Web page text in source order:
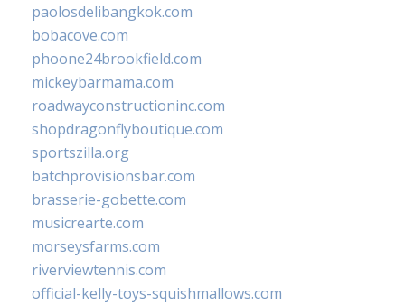
paolosdelibangkok.com
bobacove.com
phoone24brookfield.com
mickeybarmama.com
roadwayconstructioninc.com
shopdragonflyboutique.com
sportszilla.org
batchprovisionsbar.com
brasserie-gobette.com
musicrearte.com
morseysfarms.com
riverviewtennis.com
official-kelly-toys-squishmallows.com